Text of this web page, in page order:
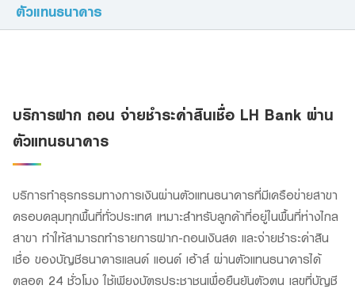
ตัวแทนธนาคาร
บริการฝาก ถอน จ่ายชำระค่าสินเชื่อ LH Bank ผ่าน
ตัวแทนธนาคาร
บริการทำธุรกรรมทางการเงินผ่านตัวแทนธนาคารที่มีเครือข่ายสาขา
ครอบคลุมทุกพื้นที่ทั่วประเทศ เหมาะสำหรับลูกค้าที่อยู่ในพื้นที่ห่างไกล
สาขา ทำให้สามารถทำรายการฝาก-ถอนเงินสด และจ่ายชำระค่าสิน
เชื่อ ของบัญชีธนาคารแลนด์ แอนด์ เฮ้าส์ ผ่านตัวแทนธนาคารได้
ตลอด 24 ชั่วโมง ใช้เพียงบัตรประชาชนเพื่อยืนยันตัวตน เลขที่บัญชี